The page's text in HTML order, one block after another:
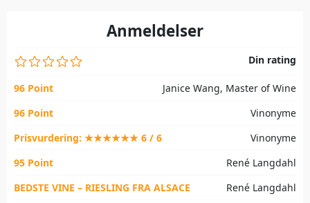
Anmeldelser
Din rating
96 Point
Janice Wang, Master of Wine
96 Point
Vinonyme
Prisvurdering: ★★★★★★ 6 / 6
Vinonyme
95 Point
René Langdahl
BEDSTE VINE – RIESLING FRA ALSACE
René Langdahl